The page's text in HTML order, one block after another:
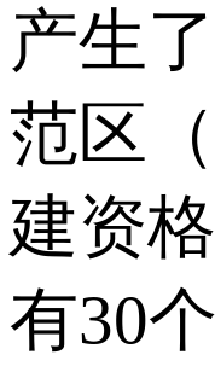
产生
范区
建资
有30